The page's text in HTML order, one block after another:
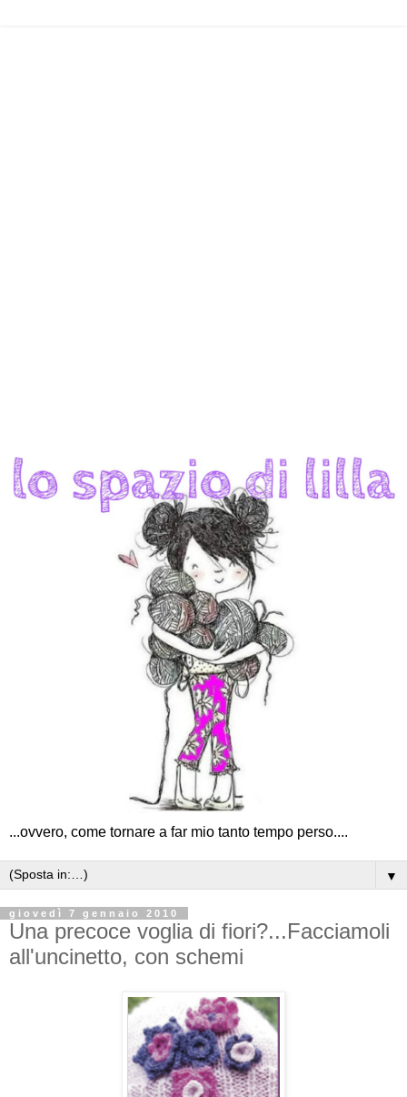
...ovvero, come tornare a far mio tanto tempo perso....
▼
giovedì 7 gennaio 2010
Una precoce voglia di fiori?...Facciamoli
all'uncinetto, con schemi